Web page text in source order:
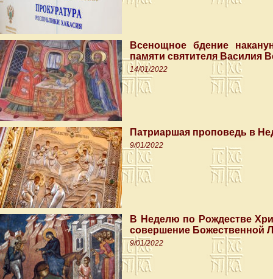
Всенощное бдение
памяти святителя Василия
14/01/2022
Патриаршая проповедь в
9/01/2022
В Неделю по Рождестве
совершение Божественной
9/01/2022